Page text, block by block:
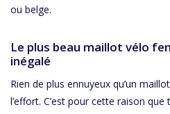
ou belge.
Le plus beau maillot vélo
inégalé
Rien de plus ennuyeux qu’un
l’effort. C’est pour cette raison